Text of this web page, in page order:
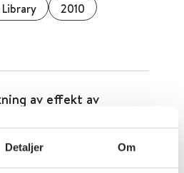
Detaljer Om
2010
av effekt av
for
depresjon